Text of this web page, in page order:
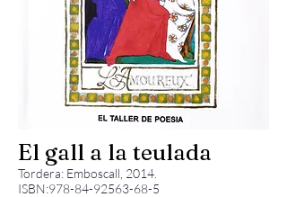
El gall a la teulada
Tordera: Emboscall, 2014.
ISBN:978-84-92563-68-5